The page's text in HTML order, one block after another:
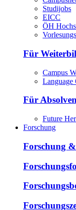
Studijobs
EICC
ÖH
Für
Campus
Language
Für
Future
Forschung
Forschung